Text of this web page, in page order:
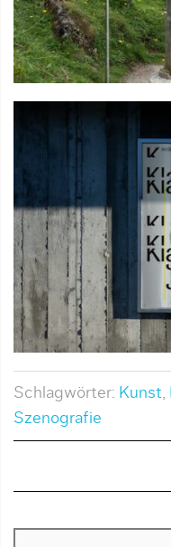
Schlagwörter: Kunst,
Szenografie